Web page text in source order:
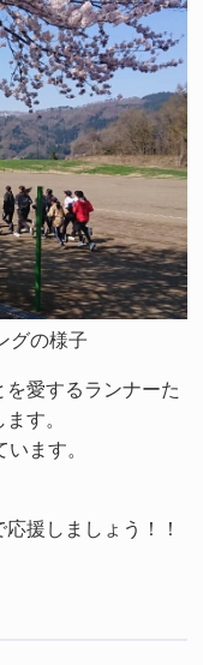
グの様子
愛するランナーた
す。
ます。
援しましょう！！